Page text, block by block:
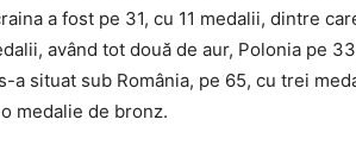
a fost pe 31, cu 11 medalii, dintre
având tot două de aur, Polonia pe
a situat sub România, pe 65, cu trei
medalie de bronz.